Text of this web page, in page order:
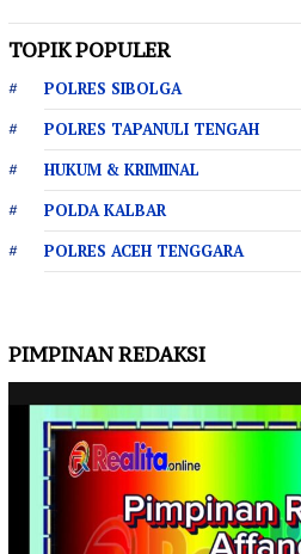
TOPIK POPULER
POLRES SIBOLGA
POLRES TAPANULI TENGAH
HUKUM & KRIMINAL
POLDA KALBAR
POLRES ACEH TENGGARA
PIMPINAN REDAKSI